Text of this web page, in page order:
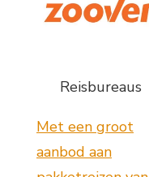
Reisbureaus
Met een groot
aanbod aan